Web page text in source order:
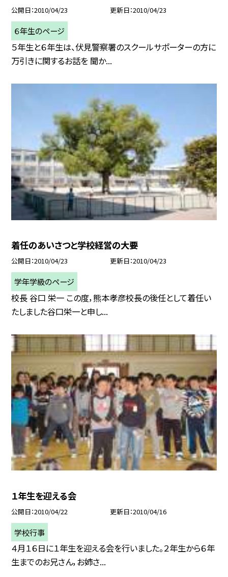
公開日 2010/04/23 更新日 2010/04/23
６年生のページ
５年生と６年生は、伏見警察署のスクールサポーターの方に
万引きに関するお話を 聞か...
着任のあいさつと学校経営の大要
公開日 2010/04/23 更新日 2010/04/23
学年学級のページ
校長 谷口 栄一 この度，熊本孝彦校長の後任として着任い
たしました谷口栄一と申し...
１年生を迎える会
公開日 2010/04/22 更新日 2010/04/16
学校行事
４月１６日に１年生を迎える会を行いました。２年生から６年
生までのお兄さん，お姉さ...